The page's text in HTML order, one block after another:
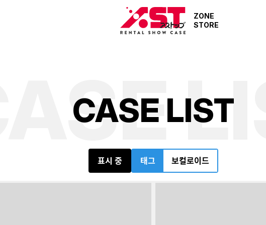
ZONE
STORE
CASE LIST
CASE
표시 중 태그 보컬로이드